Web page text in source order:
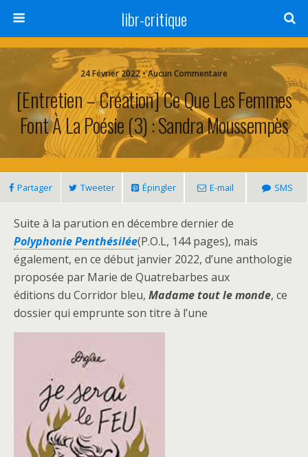
libr-critique
24 Février 2022 • Aucun Commentaire
[Entretien – Création] Ce Que Les Femmes
Font À La Poésie (3) : Sandra Moussempès
Partager Tweeter Épingler E-mail SMS
Suite à la parution en décembre dernier de
Polyphonie Penthésilée(P.O.L, 144 pages), mais
également, en ce début janvier 2022, d’une anthologie
proposée par Marie de Quatrebarbes aux
éditions du Corridor bleu, Madame tout le monde, ce
dossier qui emprunte son titre à l’une